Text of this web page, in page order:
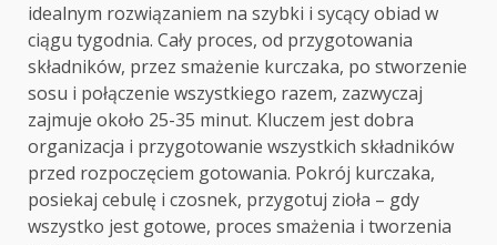
idealnym rozwiązaniem na szybki i sycący obiad w
ciągu tygodnia. Cały proces, od przygotowania
składników, przez smażenie kurczaka, po stworzenie
sosu i połączenie wszystkiego razem, zazwyczaj
zajmuje około 25-35 minut. Kluczem jest dobra
organizacja i przygotowanie wszystkich składników
przed rozpoczęciem gotowania. Pokrój kurczaka,
posiekaj cebulę i czosnek, przygotuj zioła – gdy
wszystko jest gotowe, proces smażenia i tworzenia